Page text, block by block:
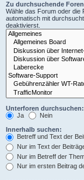
Zu durchsuchende
Wähle das Forum oder die
automatisch mit
deaktivierst.
Unterforen durchsuchen:
Ja
Nein
Innerhalb suchen:
Betreff und Text der
Nur im Text der
Nur im Betreff der
Nur im ersten Beitrag